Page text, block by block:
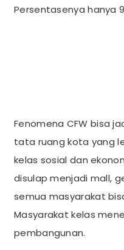
Persentasenya hanya
Fenomena CFW bisa
tata ruang kota yang
kelas sosial dan
disulap menjadi mall,
semua masyarakat
Masyarakat kelas
pembangunan.